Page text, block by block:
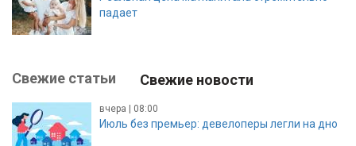
падает
Свежие статьи Свежие новости
вчера | 08:00
Июль без премьер: девелоперы легли на дно